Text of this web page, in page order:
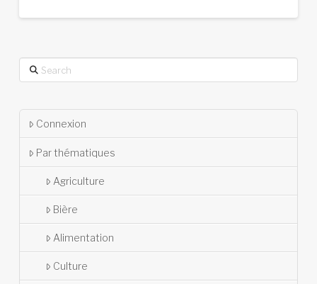
Search
Connexion
Par thématiques
Agriculture
Bière
Alimentation
Culture